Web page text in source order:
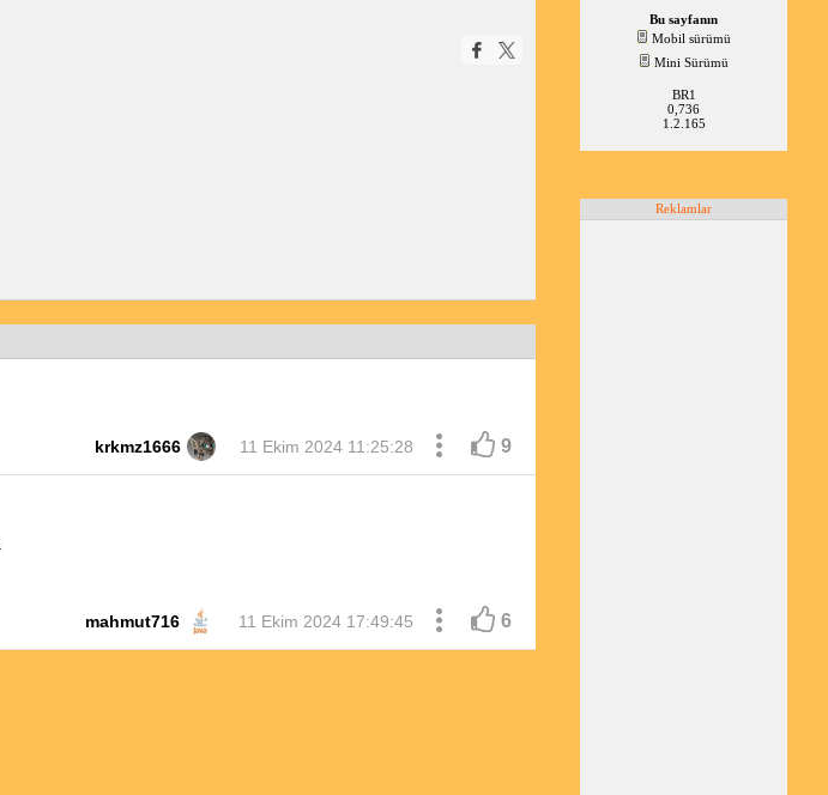
krkmz1666 11 Ekim 2024 11:25:28 9
mahmut716 11 Ekim 2024 17:49:45 6
Bu sayfanın
Mobil sürümü
Mini Sürümü
BR1
0,736
1.2.165
Reklamlar